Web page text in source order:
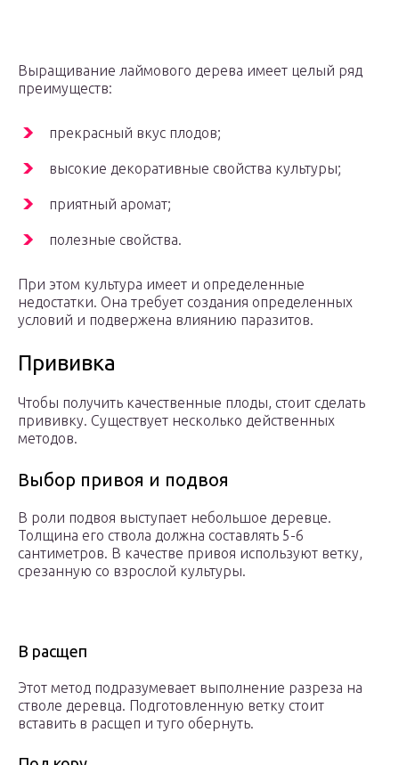
Выращивание лаймового дерева имеет целый ряд
преимуществ:
прекрасный вкус плодов;
высокие декоративные свойства культуры;
приятный аромат;
полезные свойства.
При этом культура имеет и определенные
недостатки. Она требует создания определенных
условий и подвержена влиянию паразитов.
Прививка
Чтобы получить качественные плоды, стоит сделать
прививку. Существует несколько действенных
методов.
Выбор привоя и подвоя
В роли подвоя выступает небольшое деревце.
Толщина его ствола должна составлять 5-6
сантиметров. В качестве привоя используют ветку,
срезанную со взрослой культуры.
В расщеп
Этот метод подразумевает выполнение разреза на
стволе деревца. Подготовленную ветку стоит
вставить в расщеп и туго обернуть.